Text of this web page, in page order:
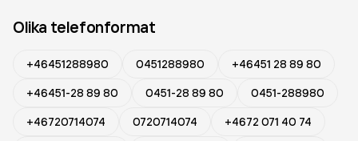
Olika telefonformat
+46451288980 0451288980
+46451 28 89 80
+46451-28 89 80
0451-28 89 80
0451-288980
+46720714074
0720714074
+4672 071 40 74